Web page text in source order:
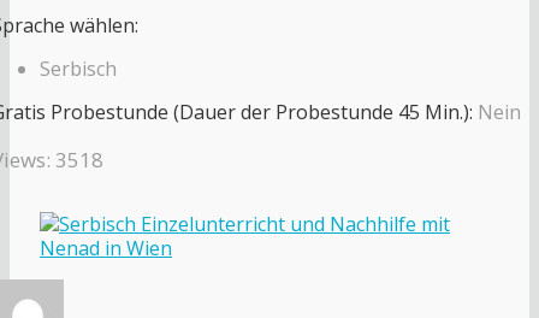
wählen:
Serbisch
Probestunde (Dauer der Probestunde 45 Min.): Nein
3518